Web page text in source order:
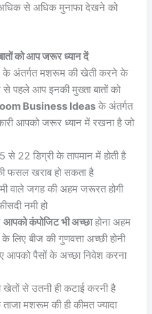
से अधिक मुनाफा देखने को
को आप जरूर ध्यान दें
के अंतर्गत मशरूम की खेती करने के
पहले आप इनकी मुख्ता बातों को
Business Ideas के अंतर्गत
आपको जरूर ध्यान में रखना है जो
22 डिग्री के तापमान में होती है
फसल खराब हो सकता है
वाले जगह की अहम जरूरत होगी
नमी हो
आपको कंपोजिट भी अच्छाहोना अहम
बीज की गुणवत्ता अच्छी होनी
आपको पैसों के अच्छा निवेश करना
से उतनी ही कटाई करनी है
मशरूम की ही कीमत ज्यादा